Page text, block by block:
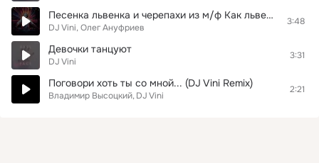
Песенка львенка и черепахи из м/ф Как львенок и черепаха песню пели remix DJ Vini
DJ Vini, Олег Ануфриев
3:48
Девочки танцуют
DJ Vini
3:31
Поговори хоть ты со мной... (DJ Vini Remix)
Владимир Высоцкий DJ Vini
2:21